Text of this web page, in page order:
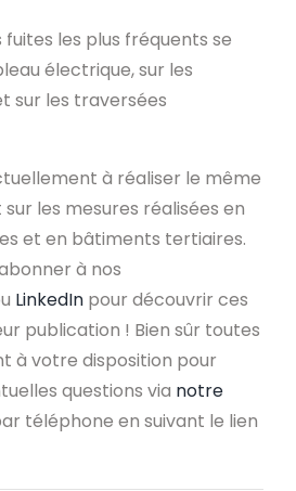
fuites les plus fréquents se
électrique, sur les
sur les traversées
à réaliser le même
les mesures réalisées en
et en bâtiments tertiaires.
à nos
LinkedIn pour découvrir ces
publication ! Bien sûr toutes
à votre disposition pour
questions via notre
téléphone en suivant le lien